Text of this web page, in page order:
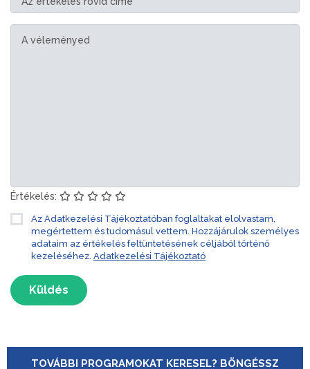
Értékelés:
Az Adatkezelési Tájékoztatóban foglaltakat elolvastam,
megértettem és tudomásul vettem. Hozzájárulok személyes
adataim az értékelés feltüntetésének céljából történő
kezeléséhez. Adatkezelési Tájékoztató
Küldés
TOVÁBBI PROGRAMOKAT KERESEL? BÖNGÉSSZ